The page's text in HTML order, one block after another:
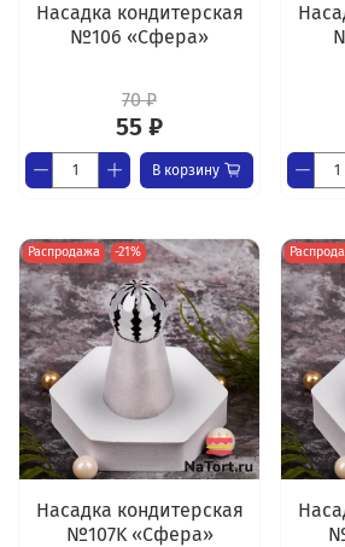
Насадка кондитерская
№106 «Сфера»
70 ₽
55 ₽
В корзину
Распродажа -21%
Насадка кондитерская
№107K «Сфера»